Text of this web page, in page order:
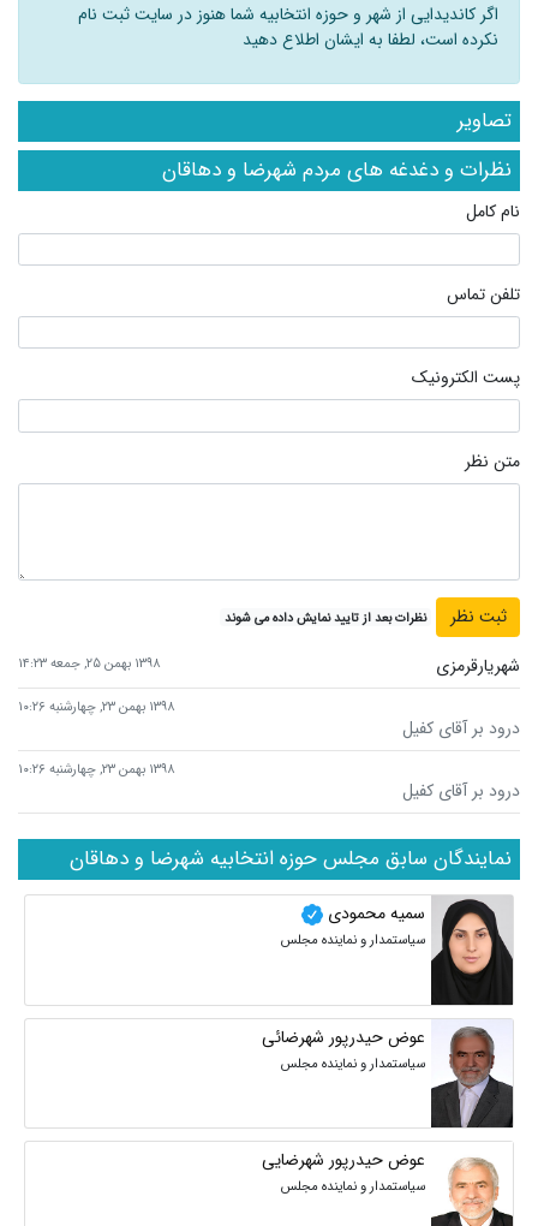
اگر کاندیدایی از شهر و حوزه انتخابیه شما هنوز در سایت ثبت نام
نکرده است، لطفا به ایشان اطلاع دهید
تصاویر
نظرات و دغدغه های مردم شهرضا و دهاقان
نام کامل
تلفن تماس
پست الکترونیک
متن نظر
نظرات بعد از تایید نمایش داده می شوند
شهریارقرمزی
۱۳۹۸ بهمن ۲۵, جمعه ۱۴:۲۳
۱۳۹۸ بهمن ۲۳, چهارشنبه ۱۰:۲۶
درود بر آقای کفیل
۱۳۹۸ بهمن ۲۳, چهارشنبه ۱۰:۲۶
درود بر آقای کفیل
نمایندگان سابق مجلس حوزه انتخابیه شهرضا و دهاقان
سمیه محمودی
سیاستمدار و نماینده مجلس
عوض حیدرپور شهرضائی
سیاستمدار و نماینده مجلس
عوض حیدرپور شهرضایی
سیاستمدار و نماینده مجلس